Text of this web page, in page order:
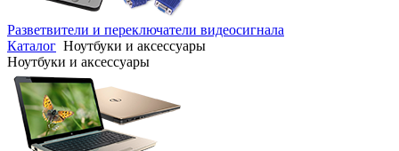
Разветвители и переключатели видеосигнала
Каталог Ноутбуки и аксессуары
Ноутбуки и аксессуары